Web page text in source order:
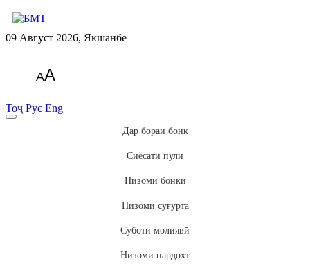
09 Август 2026, Якшанбе
AA
Тоҷ Рус Eng
Дар бораи бонк
Сиёсати пулӣ
Низоми бонкӣ
Низоми суғурта
Суботи молиявӣ
Низоми пардохт